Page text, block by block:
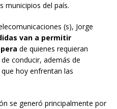
municipios del país.
(s), Jorge
van a permitir
de quienes requieran
conducir, además de
hoy enfrentan las
se generó principalmente por